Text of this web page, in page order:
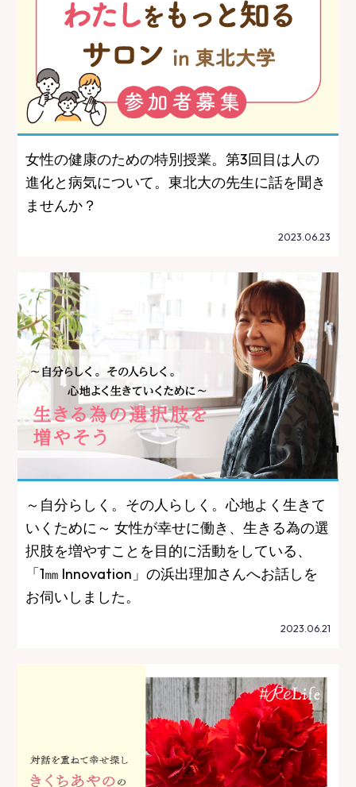
女性の健康のための特別授業。第3回目は人の
進化と病気について。東北大の先生に話を聞き
ませんか？
2023.06.23
～自分らしく。その人らしく。心地よく生きて
いくために～ 女性が幸せに働き、生きる為の選
択肢を増やすことを目的に活動をしている、
「1㎜ Innovation」の浜出理加さんへお話しを
お伺いしました。
2023.06.21